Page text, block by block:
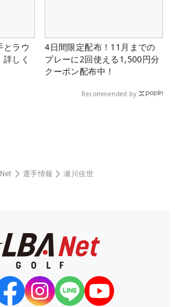
とラウ
しく
4日間限定配布！11月までの
プレーに2回使える1,500円分
クーポン配布中！
Recommended by
選手情報 瀬川佳世